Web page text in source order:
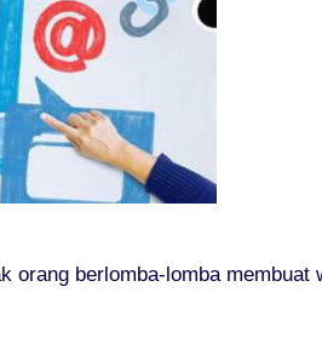
berlomba-lomba membuat